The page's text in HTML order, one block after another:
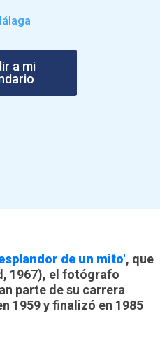
a mi
de un mito', que
1967), el fotógrafo
parte de su carrera
1959 y finalizó en 1985